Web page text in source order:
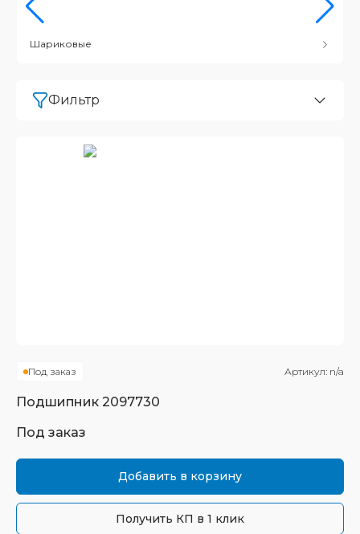
Шариковые
Фильтр
Под заказ Артикул: n/a
Подшипник 2097730
Под заказ
Добавить в корзину
Получить КП в 1 клик